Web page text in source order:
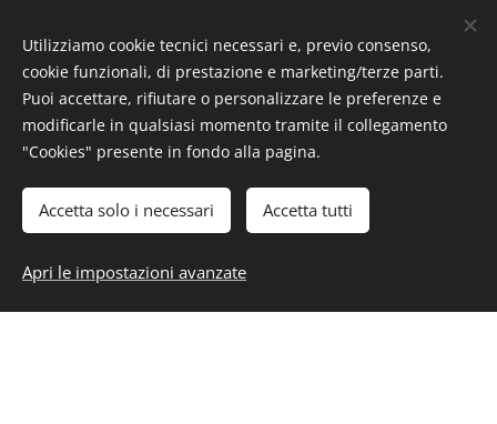
Aggiungi al carrello
Tecnoflex S.a.s. di Palladino Domenico -
Via
Vittorio Veneto 9 - 80145 (NA)
- 0815434477
Utilizziamo cookie tecnici necessari e, previo consenso,
cookie funzionali, di prestazione e marketing/terze parti.
Puoi accettare, rifiutare o personalizzare le preferenze e
modificarle in qualsiasi momento tramite il collegamento
"Cookies" presente in fondo alla pagina.
Accetta solo i necessari Accetta tutti
Apri le impostazioni avanzate